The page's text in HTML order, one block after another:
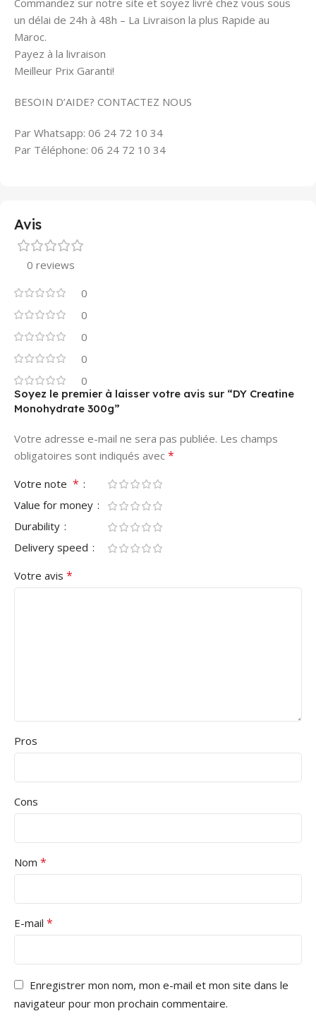
un délai de 24h à 48h – La Livraison la plus Rapide au
Maroc.
Payez à la livraison
Meilleur Prix Garanti!
BESOIN D’AIDE? CONTACTEZ NOUS
Par Whatsapp: 06 24 72 10 34
Par Téléphone: 06 24 72 10 34
Avis
0 reviews
0
0
0
0
0
Soyez le premier à laisser votre avis sur “DY Creatine
Monohydrate 300g”
Votre adresse e-mail ne sera pas publiée. Les champs
obligatoires sont indiqués avec *
Votre note *
Value for money
Durability
Delivery speed
Votre avis *
Pros
Cons
Nom *
E-mail *
Enregistrer mon nom, mon e-mail et mon site dans le
navigateur pour mon prochain commentaire.